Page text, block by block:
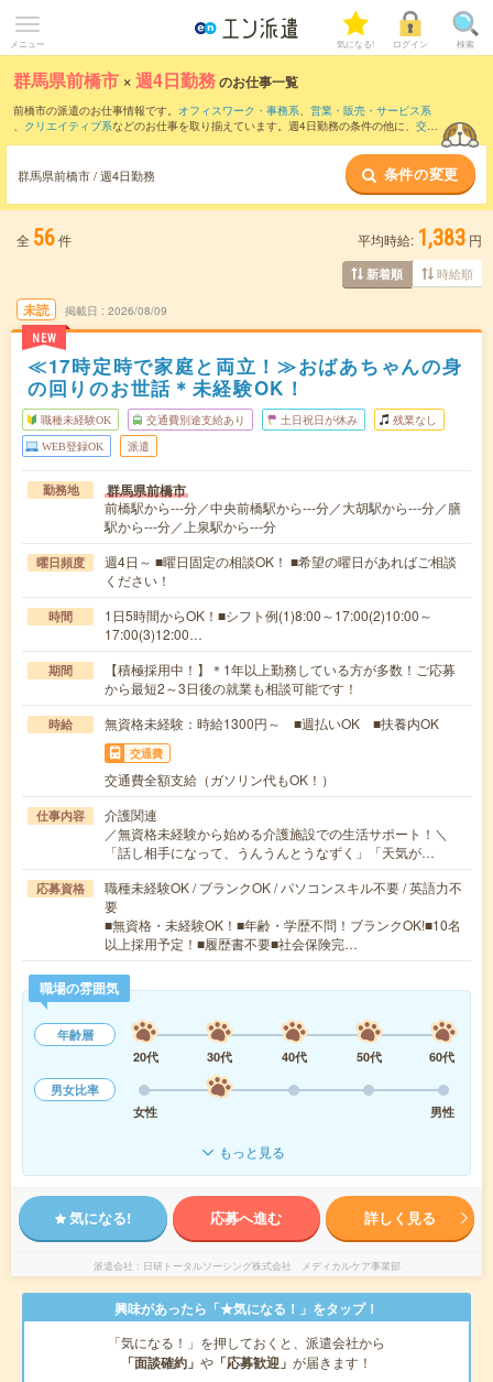
メニュー 気になる! ログイン 検索
群馬県前橋市 ×週4日勤務のお仕事一覧
前橋市の派遣のお仕事情報です。 オフィスワーク・事務系、 営業・販売・サービス系
、 クリエイティブ系などのお仕事を取り揃えています。週4日勤務の条件の他に、 交通
群馬県前橋市 / 週4日勤務 条件の変更
全 56件 平均時給: 1,383 円
新着順 時給順
未読
NEW
掲載日 2026/08/09
≪17時定時で家庭と両立！≫おばあちゃんの身
の回りのお世話＊未経験OK！
職種未経験OK 交通費別途支給あり 土日祝日が休み 残業なし
WEB登録OK 派遣
勤務地 群馬県前橋市
前橋駅から---分／中央前橋駅から---分／大胡駅から---分／膳
駅から---分／上泉駅から---分
曜日頻度
週4日～ ■曜日固定の相談OK！ ■希望の曜日があればご相談
ください！
時間
1日5時間からOK！■シフト例(1)8:00～17:00(2)10:00～
17:00(3)12:00…
期間
【積極採用中！】＊1年以上勤務している方が多数！ご応募
から最短2～3日後の就業も相談可能です！
時給 無資格未経験：時給1300円～ ■週払いOK ■扶養内OK
交通費
交通費全額支給（ガソリン代もOK！）
仕事内容
介護関連
／無資格未経験から始める介護施設での生活サポート！＼
「話し相手になって、うんうんとうなずく」「天気が…
応募資格
職種未経験OK / ブランクOK / パソコンスキル不要 / 英語力不
要
■無資格・未経験OK！■年齢・学歴不問！ブランクOK!■10名
以上採用予定！■履歴書不要■社会保険完…
職場の雰囲気
年齢層
20代
30代 40代 50代
60代
男女比率
女性
男性
もっと見る
気になる! 応募へ進む 詳しく見る
派遣会社 日研トータルソーシング株式会社 メディカルケア事業部
興味があったら「★気になる！」をタップ！
「気になる！」を押しておくと、派遣会社から
「面談確約」 や 「応募歓迎」 が届きます！